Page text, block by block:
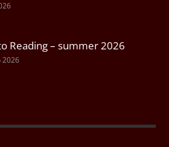
Reading – summer 2026
2026